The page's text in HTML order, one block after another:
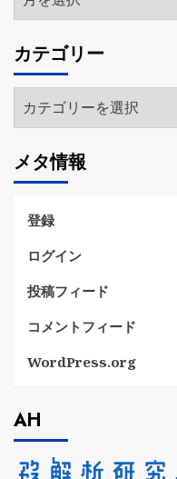
ー
イ
ブ
カテゴリー
テ
リ
ー
メタ情報
登録
ログイン
投稿フィード
コメントフィード
WordPress.org
AH